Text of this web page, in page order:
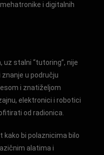
i digitalnih
uz stalni “tutoring”, nije
u području
i znatiželjom
elektronici i robotici
od radionica.
kako bi polaznicima bilo
alatima i